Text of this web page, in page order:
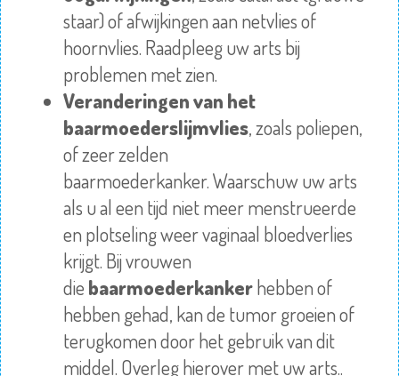
staar) of afwijkingen aan netvlies of
hoornvlies. Raadpleeguw arts bij
problemen met zien.
Veranderingen van het
baarmoederslijmvlies, zoals poliepen,
of zeer zelden
baarmoederkanker.Waarschuwuw arts
als u al een tijd niet meer menstrueerde
en plotseling weer vaginaal bloedverlies
krijgt. Bij vrouwen
die baarmoederkankerhebben of
hebben gehad, kan de tumor groeien of
terugkomen door het gebruik van dit
middel. Overleghierover met uw arts..